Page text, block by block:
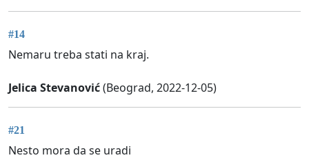
#14
Nemaru treba stati na kraj.
Jelica Stevanović(Beograd, 2022-12-05)
#21
Nesto mora da se uradi